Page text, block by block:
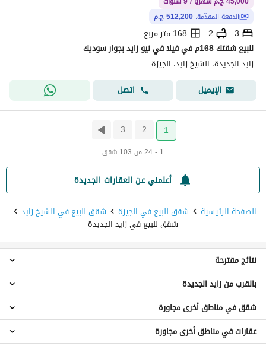
الدفعة المقدّمة: 512,200 ج.م
3
2
168 متر مربع
للبيع شقتك 168م في فيلا في نيو زايد بجوار سوديك
زايد الجديدة، الشيخ زايد، الجيزة
الإيميل
اتصل
1
2
3
1 - 24 من 103 شقق
أعلمني عن العقارات الجديدة
الصفحة الرئيسية
شقق للبيع في الجيزة شقق للبيع في الشيخ زايد
شقق للبيع في زايد الجديدة
استوديو للبيع في زايد الجديدة
شقق 1 غرفة نوم للبيع في زايد الجديدة
شقق 2 غرفة نوم للبيع في زايد الجديدة
شقق 3 غرف نوم للبيع في زايد الجديدة
نتائج مقترحة
شقق للبيع في جنة 1
شقق للبيع في الحي السادس
شقق للبيع في جراند هايتس
بالقرب من زايد الجديدة
شقق للبيع في كفر الدوار
شقق في مناطق أخرى مجاورة
عقارات في مناطق أخرى مجاورة